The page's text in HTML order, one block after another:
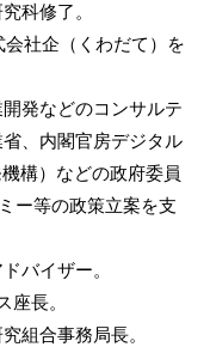
科修了。
社企（くわだて）を
発などのコンサルテ
、内閣官房デジタル
構）などの政府委員
ー等の政策立案を支
バイザー。
座長。
組合事務局長。